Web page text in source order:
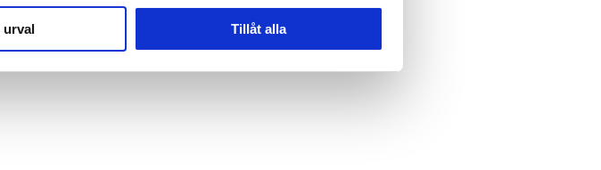
urval Tillåt alla